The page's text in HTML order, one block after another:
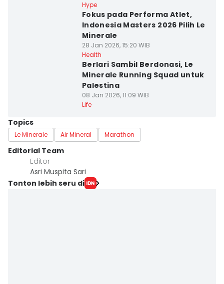
Hype
Fokus pada Performa Atlet,
Indonesia Masters 2026 Pilih Le
Minerale
28 Jan 2026, 15:20 WIB
Health
Berlari Sambil Berdonasi, Le
Minerale Running Squad untuk
Palestina
08 Jan 2026, 11:09 WIB
Life
Topics
Le Minerale Air Mineral Marathon
Editorial Team
Editor
Asri Muspita Sari
Tonton lebih seru di